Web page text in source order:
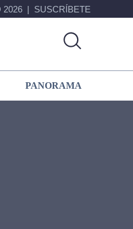
2026 SUSCRÍBETE
PANORAMA